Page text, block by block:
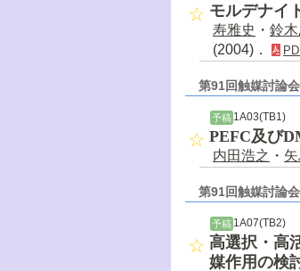
モルデナイ
寿雅史 ・ 鈴
(2004)．
第91回触媒討論会
予稿 1A03(TB1)
PEFC及び
内田浩之 ・
第91回触媒討論会
予稿1A07(TB2)
高選択・高
媒作用の検